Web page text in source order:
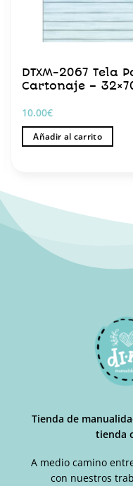
DTXM-2067 Tela
Cartonaje –
10.00€
Añadir al carrito
Tienda de
tienda
A medio camino
con nuestros